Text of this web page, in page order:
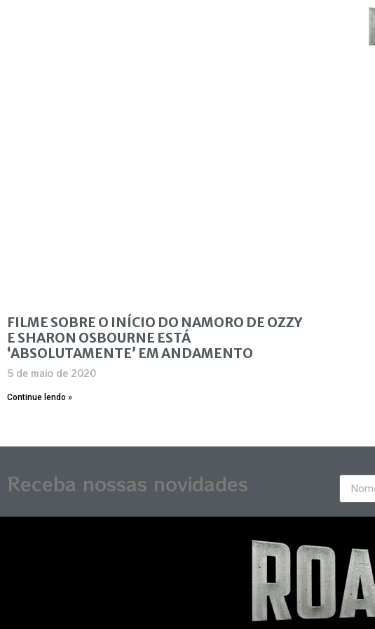
FILME SOBRE O INÍCIO DO NAMORO DE OZZY
E SHARON OSBOURNE ESTÁ
‘ABSOLUTAMENTE’ EM ANDAMENTO
5 de maio de 2020
Continue lendo »
Receba nossas novidades